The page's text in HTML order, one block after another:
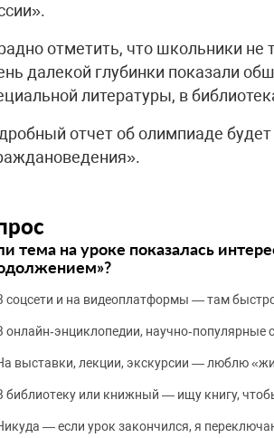
отметить, что школьники не
далекой глубинки показали
литературы, в
отчет об олимпиаде
тема на уроке показалась
соцсети и на видеоплатформы — там
онлайн‑энциклопедии,
выставки, лекции, экскурсии — люблю
библиотеку или книжный — ищу книгу,
— если урок закончился, я